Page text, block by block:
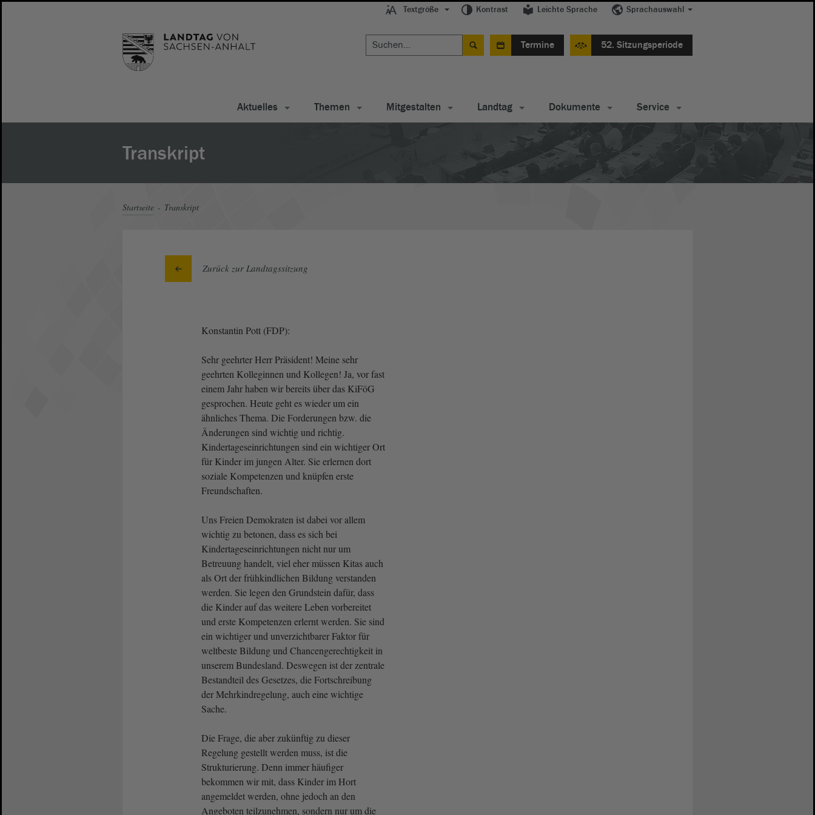
Textgröße Kontrast Leichte Sprache Sprachauswahl
Termine 52. Sitzungsperiode
Aktuelles Themen Mitgestalten Landtag Dokumente Service
Transkript
Startseite Transkript
Zurück zur Landtagssitzung
Konstantin Pott (FDP):
Sehr geehrter Herr Präsident! Meine sehr
geehrten Kolleginnen und Kollegen! Ja, vor fast
einem Jahr haben wir bereits über das KiFöG
gesprochen. Heute geht es wieder um ein
ähnliches Thema. Die Forderungen bzw. die
Änderungen sind wichtig und richtig.
Kindertageseinrichtungen sind ein wichtiger Ort
für Kinder im jungen Alter. Sie erlernen dort
soziale Kompetenzen und knüpfen erste
Freundschaften.
Uns Freien Demokraten ist dabei vor allem
wichtig zu betonen, dass es sich bei
Kindertageseinrichtungen nicht nur um
Betreuung handelt, viel eher müssen Kitas auch
als Ort der frühkindlichen Bildung verstanden
werden. Sie legen den Grundstein dafür, dass
die Kinder auf das weitere Leben vorbereitet
und erste Kompetenzen erlernt werden. Sie sind
ein wichtiger und unverzichtbarer Faktor für
weltbeste Bildung und Chancengerechtigkeit in
unserem Bundesland. Deswegen ist der zentrale
Bestandteil des Gesetzes, die Fortschreibung
der Mehrkindregelung, auch eine wichtige
Sache.
Die Frage, die aber zukünftig zu dieser
Regelung gestellt werden muss, ist die
Strukturierung. Denn immer häufiger
bekommen wir mit, dass Kinder im Hort
angemeldet werden, ohne jedoch an den
Angeboten teilzunehmen, sondern nur um die